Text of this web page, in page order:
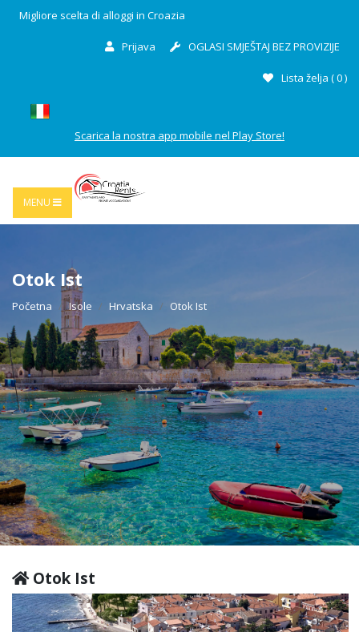
Migliore scelta di alloggi in Croazia
Prijava OGLASI SMJEŠTAJ BEZ PROVIZIJE
Lista želja (0)
Scarica la nostra app mobile nel Play Store!
MENU
Otok Ist
Početna Isole Hrvatska Otok Ist
Otok Ist